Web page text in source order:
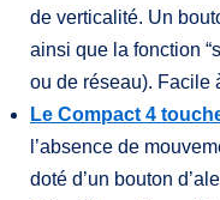
de verticalité. Un
ainsi que la fonction
ou de réseau). Facile
Le Compact 4
l’absence de
doté d’un bouton